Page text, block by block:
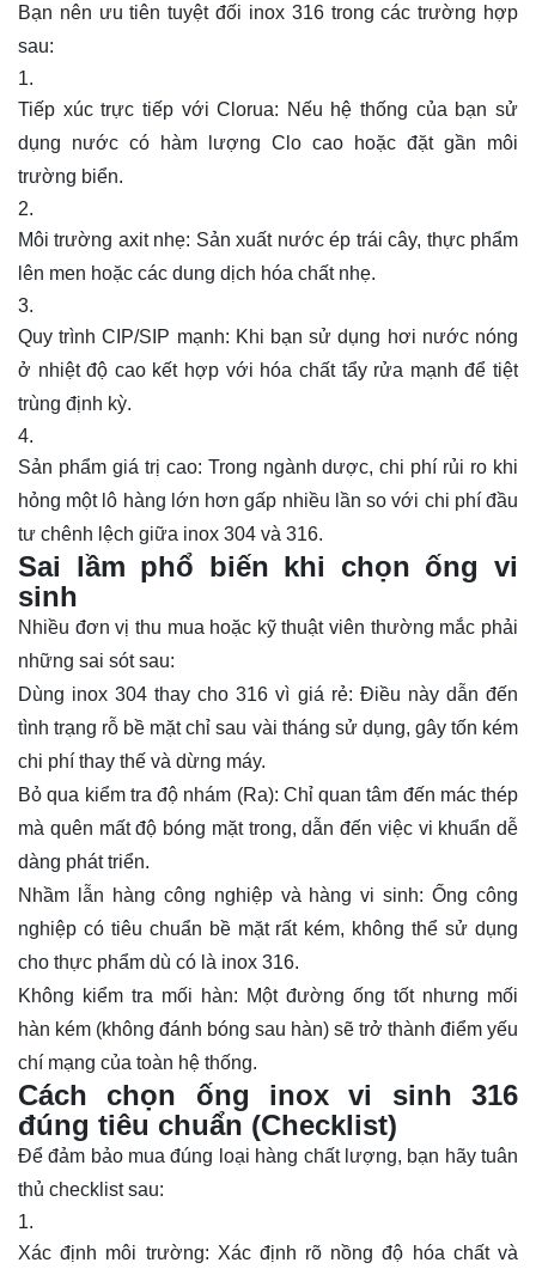
Bạn nên ưu tiên tuyệt đối inox 316 trong các trường hợp
sau:
Tiếp xúc trực tiếp với Clorua: Nếu hệ thống của bạn sử
dụng nước có hàm lượng Clo cao hoặc đặt gần môi
trường biển.
Môi trường axit nhẹ: Sản xuất nước ép trái cây, thực phẩm
lên men hoặc các dung dịch hóa chất nhẹ.
Quy trình CIP/SIP mạnh: Khi bạn sử dụng hơi nước nóng
ở nhiệt độ cao kết hợp với hóa chất tẩy rửa mạnh để tiệt
trùng định kỳ.
Sản phẩm giá trị cao: Trong ngành dược, chi phí rủi ro khi
hỏng một lô hàng lớn hơn gấp nhiều lần so với chi phí đầu
tư chênh lệch giữa inox 304 và 316.
Sai lầm phổ biến khi chọn ống vi
sinh
Nhiều đơn vị thu mua hoặc kỹ thuật viên thường mắc phải
những sai sót sau:
Dùng inox 304 thay cho 316 vì giá rẻ: Điều này dẫn đến
tình trạng rỗ bề mặt chỉ sau vài tháng sử dụng, gây tốn kém
chi phí thay thế và dừng máy.
Bỏ qua kiểm tra độ nhám (Ra): Chỉ quan tâm đến mác thép
mà quên mất độ bóng mặt trong, dẫn đến việc vi khuẩn dễ
dàng phát triển.
Nhầm lẫn hàng công nghiệp và hàng vi sinh: Ống công
nghiệp có tiêu chuẩn bề mặt rất kém, không thể sử dụng
cho thực phẩm dù có là inox 316.
Không kiểm tra mối hàn: Một đường ống tốt nhưng mối
hàn kém (không đánh bóng sau hàn) sẽ trở thành điểm yếu
chí mạng của toàn hệ thống.
Cách chọn ống inox vi sinh 316
đúng tiêu chuẩn (Checklist)
Để đảm bảo mua đúng loại hàng chất lượng, bạn hãy tuân
thủ checklist sau:
Xác định môi trường: Xác định rõ nồng độ hóa chất và